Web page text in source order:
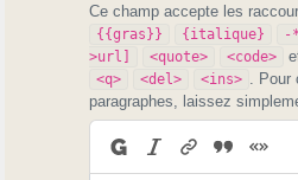
Ce champ accepte les
{{gras}} {italique} -
>url]
<quote> <code>
<q> <del> <ins>
.
paragraphes, laissez